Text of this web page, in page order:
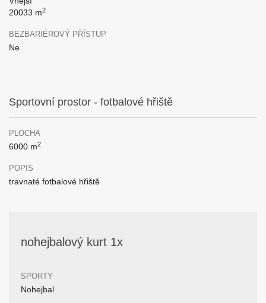
20033 m2
BEZBARIÉROVÝ PŘÍSTUP
Ne
Sportovní prostor - fotbalové hřiště
PLOCHA
6000 m2
POPIS
travnaté fotbalové hřiště
nohejbalový kurt 1x
SPORTY
Nohejbal